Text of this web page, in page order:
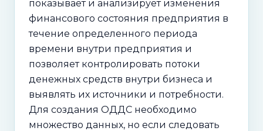
показывает и анализирует изменения
финансового состояния предприятия в
течение определенного периода
времени внутри предприятия и
позволяет контролировать потоки
денежных средств внутри бизнеса и
выявлять их источники и потребности.
Для создания ОДДС необходимо
множество данных, но если следовать